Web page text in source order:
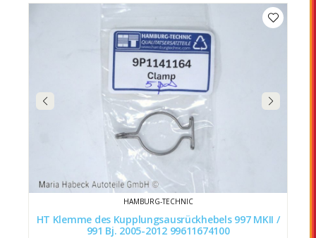
HAMBURG-TECHNIC
HT Klemme des Kupplungsausrückhebels 997 MKII /
991 Bj. 2005-2012 99611674100